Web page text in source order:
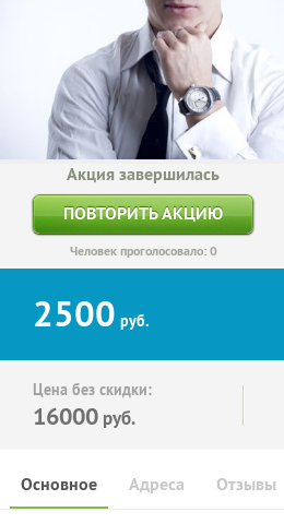
Акция завершилась
ПОВТОРИТЬ АКЦИЮ
Человек проголосовало: 0
2500 руб.
Цена без скидки:
16000 руб.
Основное Отзывы
Адреса